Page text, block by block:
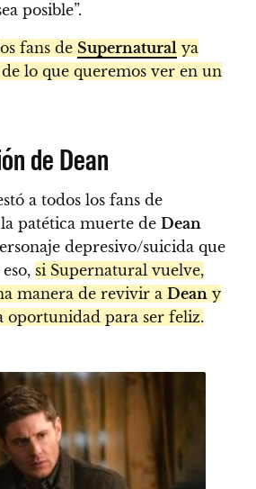
posible”.
fans de Supernatural ya
lo que queremos ver en un
de Dean
a todos los fans de
patética muerte de Dean
depresivo/suicida que
si Supernatural vuelve,
manera de revivir a Dean y
oportunidad para ser feliz.